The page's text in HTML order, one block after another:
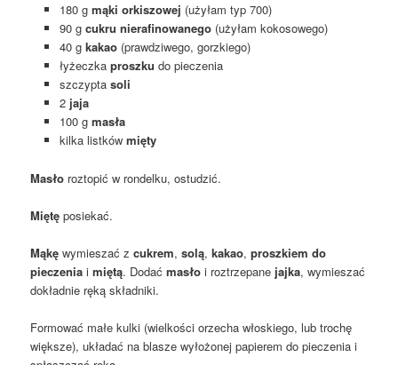
180 g mąki orkiszowej (użyłam typ 700)
90 g cukru nierafinowanego(użyłam kokosowego)
40 g kakao(prawdziwego, gorzkiego)
łyżeczka proszku do pieczenia
szczypta soli
2 jaja
100 g masła
kilka listków mięty
Masło roztopić w rondelku, ostudzić.
Miętę posiekać.
Mąkę wymieszać zcukrem,solą,kakao,proszkiem do
pieczenia imiętą. Dodaćmasło i roztrzepane jajka, wymieszać
dokładnie ręką składniki.
Formować małe kulki (wielkości orzecha włoskiego, lub trochę
większe), układać na blasze wyłożonej papierem do pieczenia i